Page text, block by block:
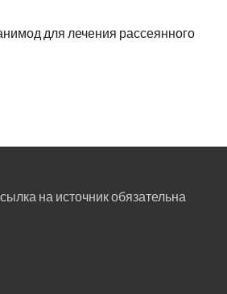
для лечения рассеянного
на источник обязательна